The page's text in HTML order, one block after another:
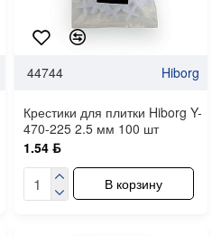
44744 Hiborg
Крестики для плитки Hiborg Y-
470-225 2.5 мм 100 шт
1.54 ƃ
В корзину